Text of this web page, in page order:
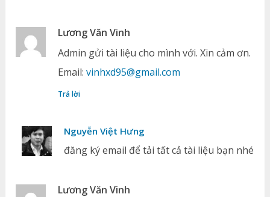
Lương Văn Vinh
Admin gửi tài liệu cho mình với. Xin cảm ơn.
Email:vinhxd95@gmail.com
Trả lời
Nguyễn Việt Hưng
đăng ký email để tải tất cả tài liệu bạn nhé
Lương Văn Vinh